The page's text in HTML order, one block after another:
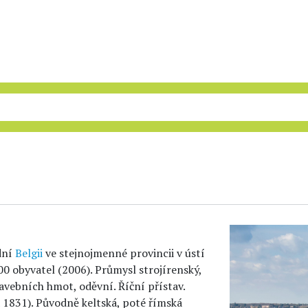
Belgiive stejnojmenné provincii v ústí
obyvatel (2006). Průmysl strojírenský,
hmot, oděvní. Říční přístav.
Původně keltská, poté římská